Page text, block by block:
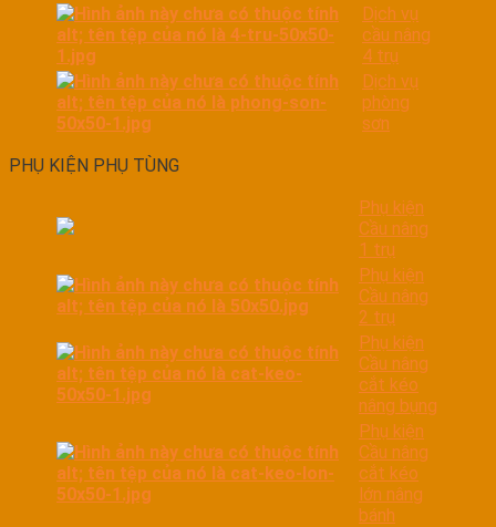
Dịch vụ
cầu nâng
4 trụ
Dịch vụ
phòng
sơn
PHỤ KIỆN PHỤ TÙNG
Phụ kiện
Cầu nâng
1 trụ
Phụ kiện
Cầu nâng
2 trụ
Phụ kiện
Cầu nâng
cắt kéo
nâng bụng
Phụ kiện
Cầu nâng
cắt kéo
lớn nâng
bánh